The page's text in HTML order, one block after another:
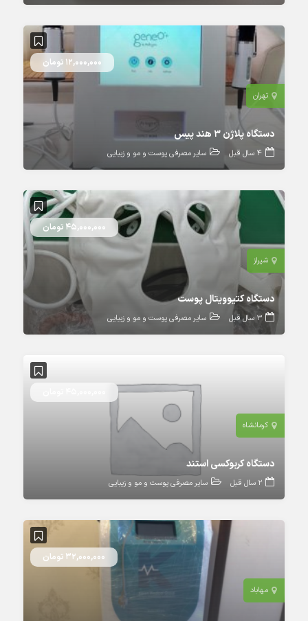
تهران
12,000,000 تومان
دستگاه پلاژن ۳ هند پیس
4 سال قبل سایر مصرفی پوست و مو و زیبایی
شیراز
45,000,000 تومان
دستگاه کتیوویتال پوست
3 سال قبل سایر مصرفی پوست و مو و زیبایی
کرمانشاه
دستگاه کربوکسی استند
2 سال قبل سایر مصرفی پوست و مو و زیبایی
مهاباد
32,000,000 تومان